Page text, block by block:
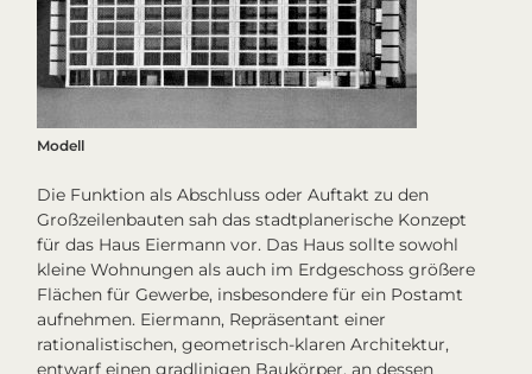
Modell
Die Funktion als Abschluss oder Auftakt zu den
Großzeilenbauten sah das stadtplanerische Konzept
für das Haus Eiermann vor. Das Haus sollte sowohl
kleine Wohnungen als auch im Erdgeschoss größere
Flächen für Gewerbe, insbesondere für ein Postamt
aufnehmen. Eiermann, Repräsentant einer
rationalistischen, geometrisch-klaren Architektur,
entwarf einen gradlinigen Baukörper, an dessen